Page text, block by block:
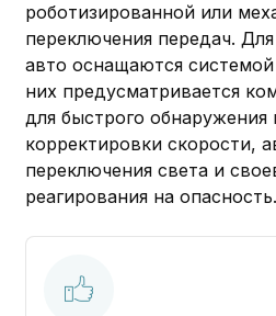
роботизированной или
переключения передач.
авто оснащаются
них предусматривается
для быстрого
корректировки скорости,
переключения света и
реагирования на опасность.